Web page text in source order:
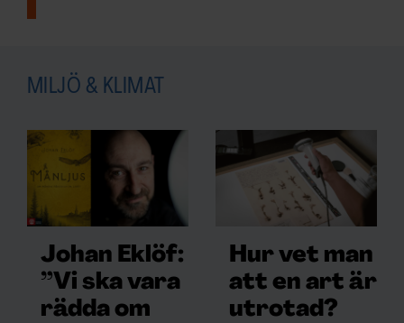
MILJÖ & KLIMAT
Johan Eklöf:
”Vi ska vara
rädda om
Hur vet man
att en art är
utrotad?